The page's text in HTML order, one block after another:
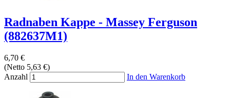
Radnaben Kappe - Massey Ferguson
(882637M1)
6,70 €
(Netto 5,63 €)
Anzahl
In den Warenkorb